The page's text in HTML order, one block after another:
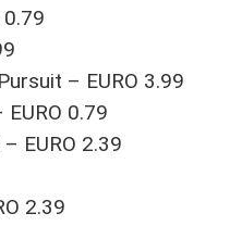
– EURO 3.99
0.79
EURO 2.39
2.39